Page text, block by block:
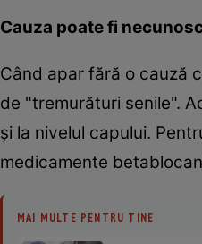
Cauza poate fi
Când apar fără o cauză
de "tremurături senile".
şi la nivelul capului.
medicamente
MAI MULTE PENTRU TINE